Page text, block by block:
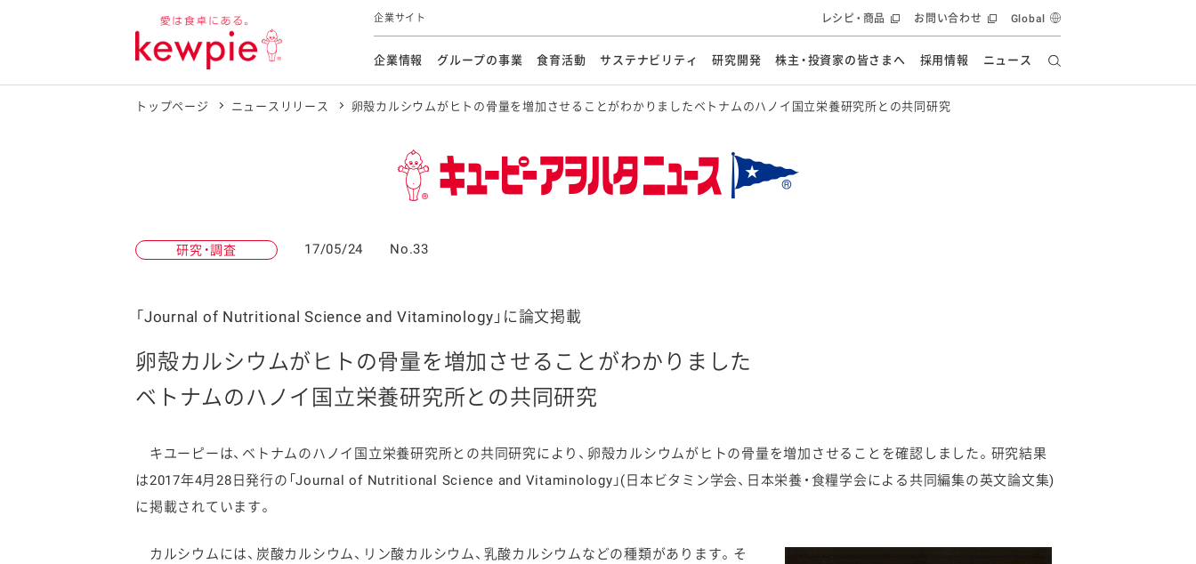
企業サイト
企業情報
トップメッセージ 基本方針 キユーピーの約束 会社概要
グループの事業
市販用 業務用 フルーツ ソリューション
食育活動
食育活動方針 食育活動の歩み マヨネーズ教室
食をテーマにした講演会 オープンキッチン（工場見学） マヨテラス（見学施設）
サステナビリティ
トップメッセージ サステナビリティマネジメント 資源の有効活用・循環
持続可能な調達 人権の尊重 ガバナンス
品質と安全・安心 開示方針
イニシアチブ・加盟団体
サステナビリティ活動
研究開発
本部長メッセージ 研究開発ビジョン 研究開発体制 食創造研究
株主・投資家の皆さまへ
個人投資家の皆さまへ 経営情報
IRよくあるご質問 ディスクロージャーポリシー 電子公告
免責事項
採用情報 ニュース
レシピ・商品
お客様相談室 業務用商品
お問い合わせ Global
研究・調査 17/05/24 No.33
「Journal of Nutritional Science and Vitaminology」に論文掲載
卵殻カルシウムがヒトの骨量を増加させることがわかりました
ベトナムのハノイ国立栄養研究所との共同研究
キユーピーは、ベトナムのハノイ国立栄養研究所との共同研究により、卵殻カルシウムがヒトの骨量を増加させることを確認しました。研究結果
は2017年4月28日発行の「Journal of Nutritional Science and Vitaminology」(日本ビタミン学会、日本栄養・食糧学会による共同編集の英文論文集)
に掲載されています。
カルシウムには、炭酸カルシウム、リン酸カルシウム、乳酸カルシウムなどの種類があります。そ
トップページ ニュースリリース 卵殻カルシウムがヒトの骨量を増加させることがわかりましたベトナムのハノイ国立栄養研究所との共同研究